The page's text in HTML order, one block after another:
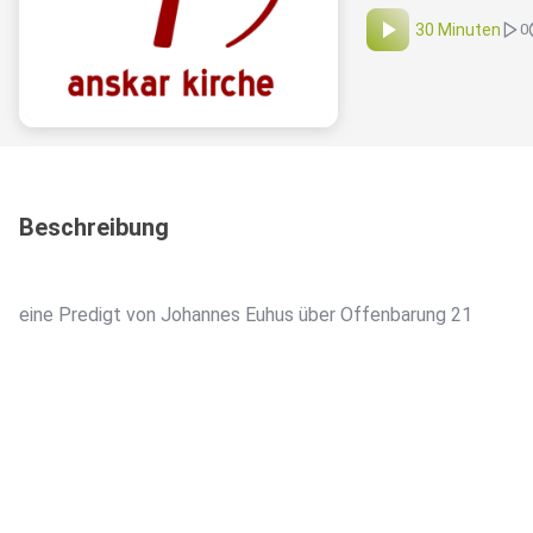
30 Minuten 0
Beschreibung
eine Predigt von Johannes Euhus über Offenbarung 21